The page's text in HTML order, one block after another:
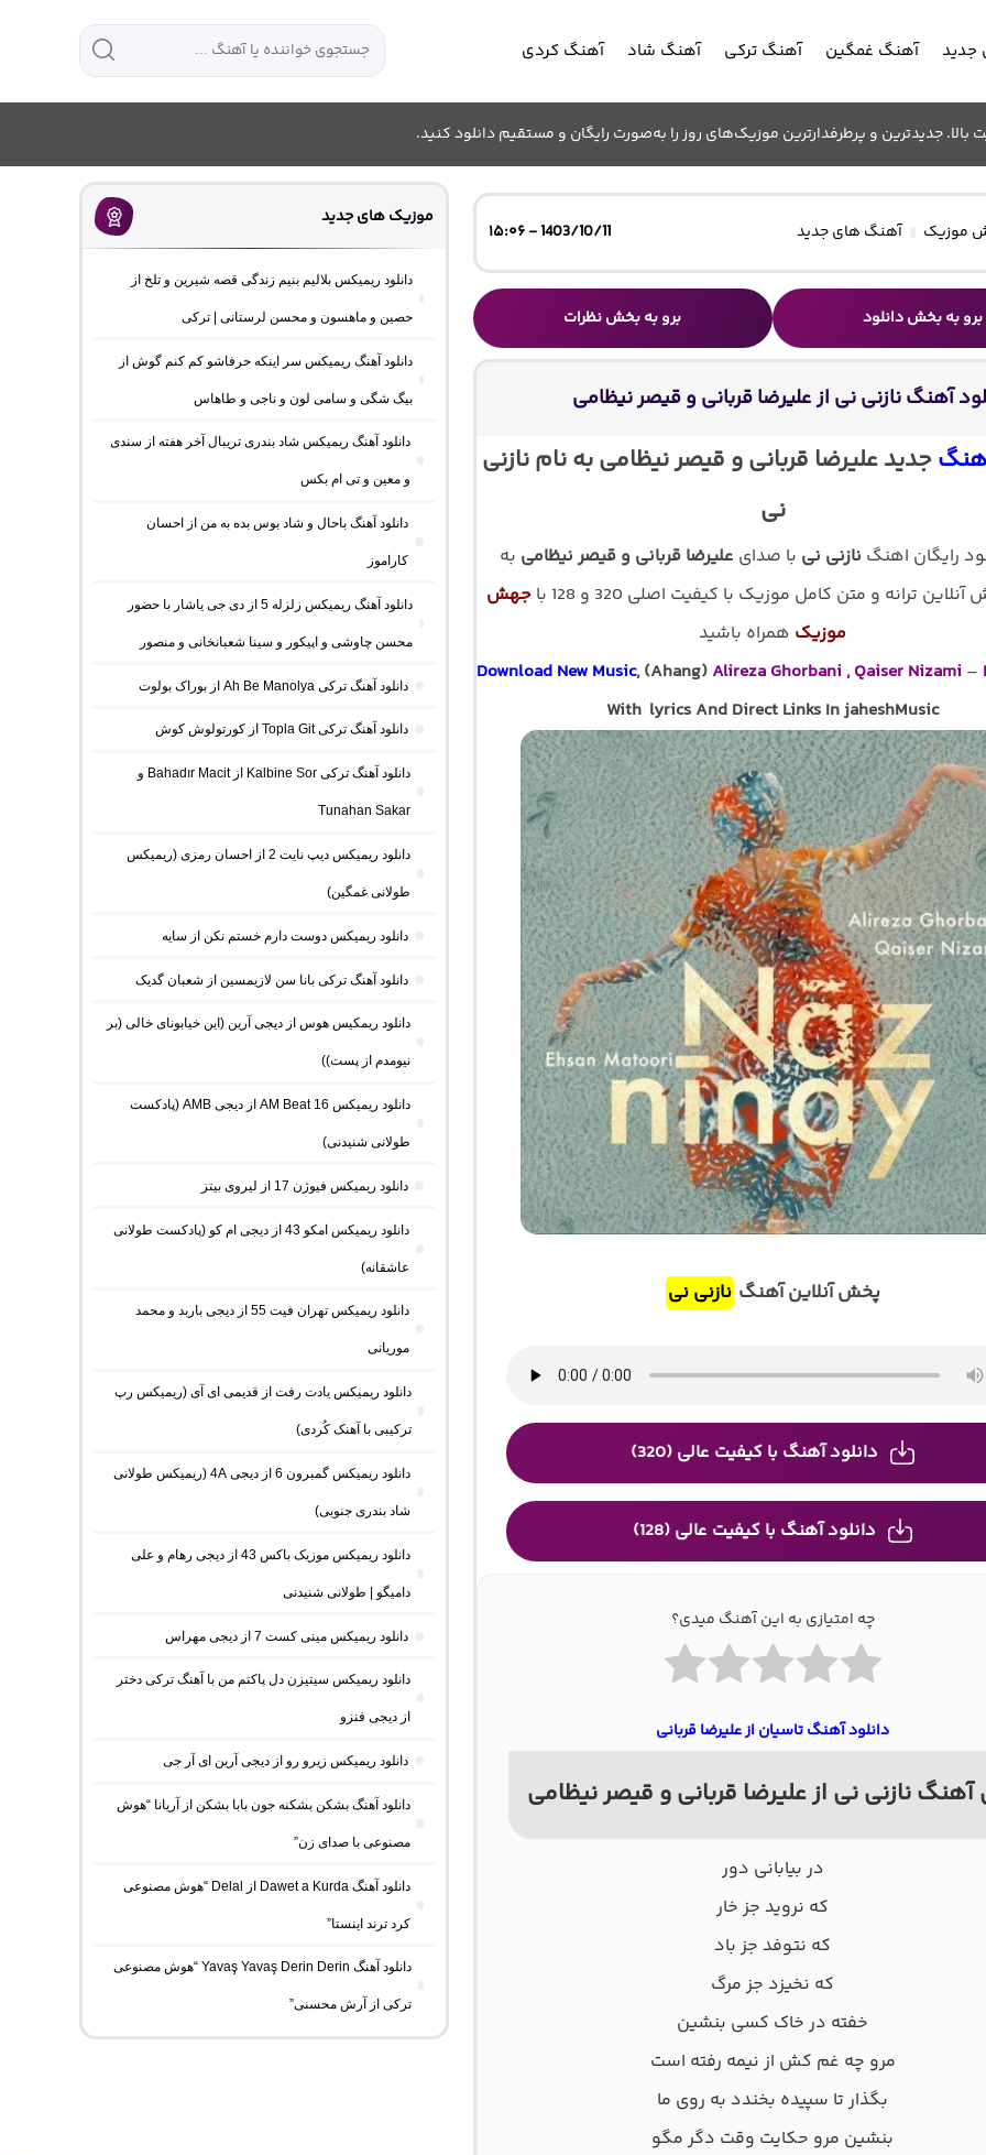
جدید آهنگ غمگین آهنگ ترکی آهنگ شاد آهنگ کردی
جدیدترین و پرطرفدارترین موزیک‌های روز را به‌صورت رایگان و مستقیم دانلود کنید.
موزیک آهنگ های جدید 1403/10/11 - ۱۵:۰۶
برو به بخش دانلود برو به بخش نظرات
آهنگ نازنی نی از علیرضا قربانی و قیصر نیظامی
جدید علیرضا قربانی و قیصر نیظامی به نام نازنی
نی
رایگان اهنگ نازنی نی با صدای علیرضا قربانی و قیصر نیظامی به
ترانه و متن کامل موزیک با کیفیت اصلی 320 و 128 با
جهش
موزیک همراه باشید
Download New Music, (Ahang) Alireza Ghorbani , Qaiser Nizami –
With lyrics And Direct Links In jaheshMusic
پخش آنلاین آهنگ نازنی نی
دانلود آهنگ با کیفیت عالی (320)
دانلود آهنگ با کیفیت عالی (128)
چه امتیازی به این آهنگ میدی؟
دانلود آهنگ تاسیان از علیرضا قربانی
نازنی نی از علیرضا قربانی و قیصر نیظامی
در بیابانی دور
که نروید جز خار
که نتوفد جز باد
که نخیزد جز مرگ
خفته در خاک کسی بنشین
مرو چه غم کش از نیمه رفته است
بگذار تا سپیده بخندد به روی ما
بنشین مرو حکایت وقت دگر مگو
موزیک های جدید
دانلود ریمیکس بلالیم بنیم زندگی قصه شیرین و تلخ از
حصین و ماهسون و محسن لرستانی | ترکی
دانلود آهنگ ریمیکس سر اینکه حرفاشو کم کنم گوش از
بیگ شگی و سامی لون و ناجی و طاهاس
دانلود آهنگ ریمیکس شاد بندری تریبال آخر هفته از سندی
و معین و تی ام بکس
دانلود آهنگ باحال و شاد بوس بده به من از احسان
کاراموز
دانلود آهنگ ریمیکس زلزله 5 از دی جی یاشار با حضور
محسن چاوشی و اپیکور و سینا شعبانخانی و منصور
دانلود آهنگ ترکی Ah Be Manolya از بوراک بولوت
دانلود آهنگ ترکی Topla Git از کورتولوش کوش
دانلود آهنگ ترکی Kalbine Sor از Bahadır Macit و
Tunahan Sakar
دانلود ریمیکس دیپ نایت 2 از احسان رمزی (ریمیکس
طولانی غمگین)
دانلود ریمیکس دوست دارم خستم نکن از سایه
دانلود آهنگ ترکی بانا سن لازیمسین از شعبان گدیک
دانلود ریمکیس هوس از دیجی آرین (این خیابونای خالی (بر
نیومدم از پست))
دانلود ریمیکس AM Beat 16 از دیجی AMB (پادکست
طولانی شنیدنی)
دانلود ریمیکس فیوژن 17 از لیروی بیتز
دانلود ریمیکس امکو 43 از دیجی ام کو (پادکست طولانی
عاشقانه)
دانلود ریمیکس تهران فیت 55 از دیجی باربد و محمد
موریانی
دانلود ریمیکس یادت رفت از قدیمی ای آی (ریمیکس رپ
ترکیبی با آهنک کُردی)
دانلود ریمیکس گمبرون 6 از دیجی 4A (ریمیکس طولانی
شاد بندری جنوبی)
دانلود ریمیکس موزیک باکس 43 از دیجی رهام و علی
دامیگو | طولانی شنیدنی
دانلود ریمیکس مینی کست 7 از دیجی مهراس
دانلود ریمیکس سیتیزن دل پاکتم من با آهنگ ترکی دختر
از دیجی فنزو
دانلود ریمیکس زیرو رو از دیجی آرین ای آر جی
دانلود آهنگ بشکن بشکنه جون بابا بشکن از آریانا “هوش
مصنوعی با صدای زن”
دانلود آهنگ Dawet a Kurda از Delal “هوش مصنوعی
کرد ترند اینستا”
دانلود آهنگ Yavaş Yavaş Derin Derin “هوش مصنوعی
ترکی از آرش محسنی”